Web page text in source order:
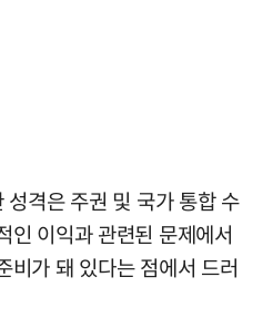
격은 주권 및 국가 통합 수
인 이익과 관련된 문제에서
비가 돼 있다는 점에서 드러